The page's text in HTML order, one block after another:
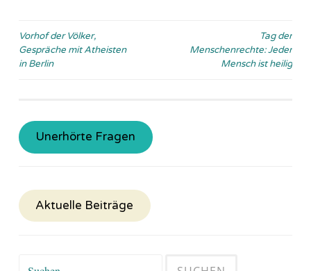
Beitragsnavigation
Vorhof der Völker,
Gespräche mit Atheisten
in Berlin
Tag der
Menschenrechte: Jeder
Mensch ist heilig
Unerhörte Fragen
Aktuelle Beiträge
Suchen